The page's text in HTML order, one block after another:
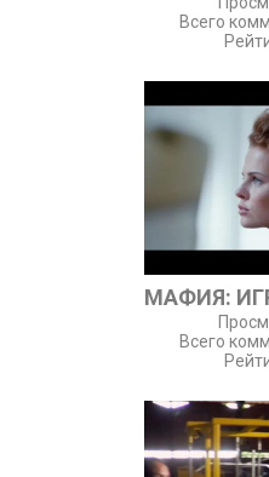
Всего
Всего